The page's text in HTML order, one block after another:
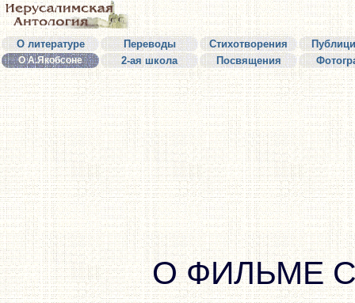
О литературе Переводы Стихотворения
О А.Якобсоне 2-ая школа Посвящения
О ФИЛЬМЕ